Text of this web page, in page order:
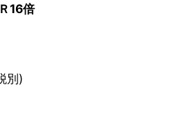
16倍
別)